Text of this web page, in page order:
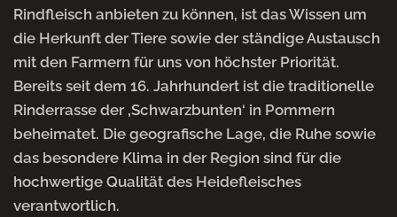
Rindfleisch anbieten zu können, ist das Wissen um
die Herkunft der Tiere sowie der ständige Austausch
mit den Farmern für uns von höchster Priorität.
Bereits seit dem 16. Jahrhundert ist die traditionelle
Rinderrasse der ‚Schwarzbunten‘ in Pommern
beheimatet. Die geografische Lage, die Ruhe sowie
das besondere Klima in der Region sind für die
hochwertige Qualität des Heidefleisches
verantwortlich.